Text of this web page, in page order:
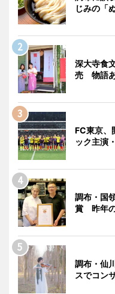
じみの「
深大寺食
売 物語あ
FC東京、
ック主演
調布・国
賞 昨年の
調布・仙
スでコン